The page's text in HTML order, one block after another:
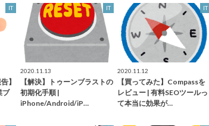
IT
】
ブ
IT
2020.11.13
【解決】トゥーンブラストの
初期化手順 |
iPhone/Android/iP…
IT
2020.11.12
【買ってみた】Compassを
レビュー | 有料SEOツールっ
て本当に効果が…